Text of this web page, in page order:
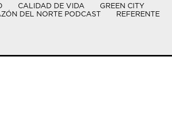
CALIDAD DE VIDA
GREEN CITY
DEL NORTE PODCAST REFERENTE